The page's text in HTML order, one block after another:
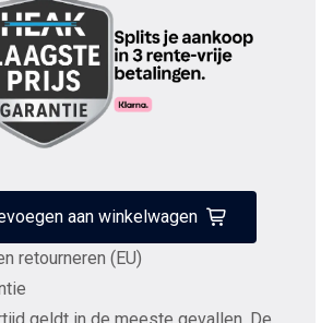
aan winkelwagen
retourneren (EU)